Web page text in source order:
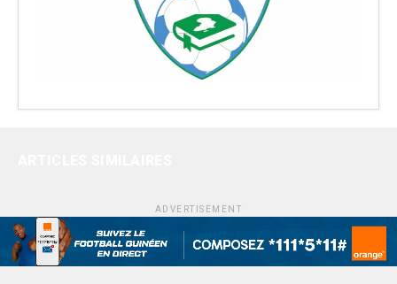
ADVERTISEMENT